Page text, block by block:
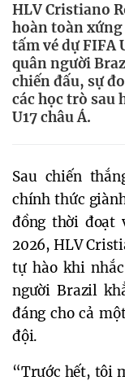
HLV Cristiano
hoàn toàn
tấm vé dự FIFA
quân người
chiến đấu, sự
các học trò sau
U17 châu Á.
Sau chiến
chính thức
đồng thời đoạt
2026, HLV
tự hào khi
người Brazil
đáng cho cả
đội.
“Trước hết, tôi